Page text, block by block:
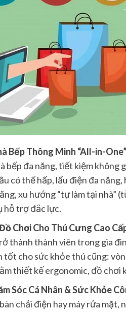
Bếp Thông Minh “All-in-
bếp đa năng, tiết kiệm
có thể hấp, lẩu điện đa
xu hướng “tự làm tại nhà”
hỗ trợ đắc lực.
Chơi Cho Thú Cưng Cao
thành thành viên trong gia
tốt cho sức khỏe thú cũng:
thiết kế ergonomic, đồ chơi
Sóc Cá Nhân & Sức Khỏe
chải điện hay máy rửa mặt,